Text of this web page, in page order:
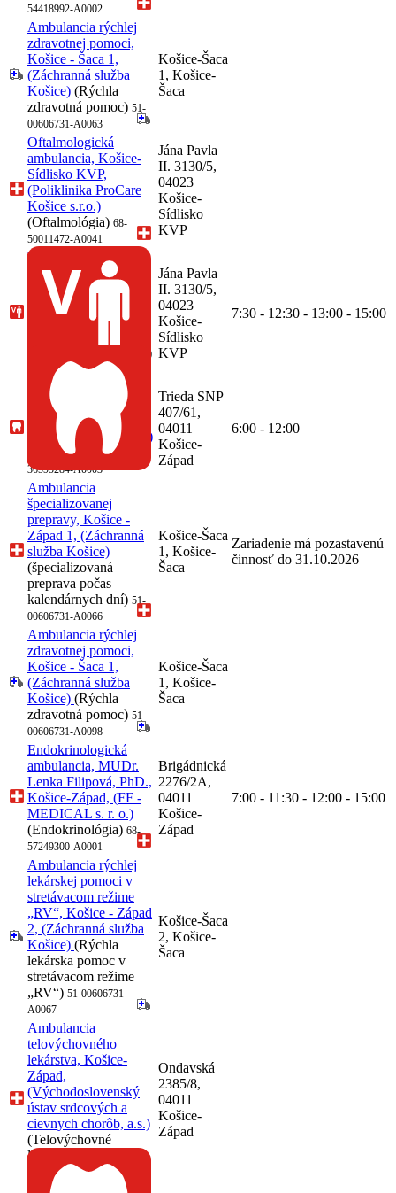
54418992-A0002
Ambulancia rýchlej
zdravotnej pomoci,
Košice - Šaca 1,
(Záchranná služba
Košice) (Rýchla
zdravotná pomoc) 51-
00606731-A0063
Košice-Šaca
1, Košice-
Šaca
Oftalmologická
ambulancia, Košice-
Sídlisko KVP,
(Poliklinika ProCare
Košice s.r.o.)
(Oftalmológia) 68-
50011472-A0041
Jána Pavla
II. 3130/5,
04023
Košice-
Sídlisko
KVP
Všeobecná
ambulancia pre
dospelých, Košice-
Sídlisko KVP,
(Poliklinika ProCare
(Všeobecné lekárstvo)
68-50011472-A0042
Jána Pavla
II. 3130/5,
04023
Košice-
Sídlisko
KVP
7:30 - 12:30 - 13:00 - 15:00
Ambulancia zubného
lekárstva, Košice-
Západ,
(QUALIDENT, s.r.o.)
(Zubné lekárstvo)
36595284-A0003
Trieda SNP
407/61,
04011
Košice-
Západ
6:00 - 12:00
Ambulancia
špecializovanej
prepravy, Košice -
Západ 1, (Záchranná
služba Košice)
(špecializovaná
preprava počas
kalendárnych dní) 51-
00606731-A0066
Košice-Šaca
1, Košice-
Šaca
Zariadenie má pozastavenú
činnosť do 31.10.2026
Ambulancia rýchlej
zdravotnej pomoci,
Košice - Šaca 1,
(Záchranná služba
Košice) (Rýchla
zdravotná pomoc) 51-
00606731-A0098
Košice-Šaca
1, Košice-
Šaca
Endokrinologická
ambulancia, MUDr.
Lenka Filipová, PhD.,
Košice-Západ, (FF -
MEDICAL s. r. o.)
(Endokrinológia) 68-
57249300-A0001
Brigádnická
2276/2A,
04011
Košice-
Západ
7:00 - 11:30 - 12:00 - 15:00
Ambulancia rýchlej
lekárskej pomoci v
stretávacom režime
„RV“, Košice - Západ
2, (Záchranná služba
Košice) (Rýchla
lekárska pomoc v
stretávacom režime
„RV“) 51-00606731-
A0067
Košice-Šaca
2, Košice-
Šaca
Ambulancia
telovýchovného
lekárstva, Košice-
Západ,
(Východoslovenský
ústav srdcových a
cievnych chorôb, a.s.)
(Telovýchovné
lekárstvo)
A0033
Ondavská
2385/8,
04011
Košice-
Západ